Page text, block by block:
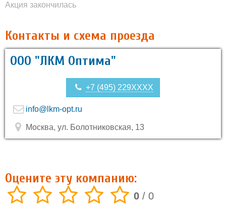
Акция закончилась
Контакты и схема проезда
ООО "ЛКМ Оптима"
+7 (495) 229XXXX
info@lkm-opt.ru
Москва, ул. Болотниковская, 13
Оцените эту компанию:
0 / 0